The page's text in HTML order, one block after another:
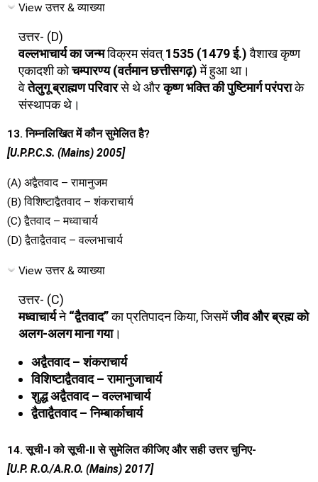
View उत्तर & व्याख्या
उत्तर- (D)
वल्लभाचार्य का जन्मविक्रम संवत्1535 (1479 ई.)वैशाख कृष्ण
एकादशी कोचम्पारण्य (वर्तमान छत्तीसगढ़)में हुआ था।
वेतेलुगू ब्राह्मण परिवारसे थे औरकृष्ण भक्ति की पुष्टिमार्ग परंपराके
संस्थापक थे।
13. निम्नलिखित में कौन सुमेलित है?
[U.P.P.C.S. (Mains) 2005]
(A) अद्वैतवाद – रामानुजम
(B) विशिष्टाद्वैतवाद – शंकराचार्य
(C) द्वैतवाद – मध्वाचार्य
(D) द्वैताद्वैतवाद – वल्लभाचार्य
View उत्तर & व्याख्या
उत्तर- (C)
मध्वाचार्यने“द्वैतवाद”का प्रतिपादन किया, जिसमेंजीव और ब्रह्म को
अलग-अलग माना गया।
अद्वैतवाद – शंकराचार्य
विशिष्टाद्वैतवाद – रामानुजाचार्य
शुद्ध अद्वैतवाद – वल्लभाचार्य
द्वैताद्वैतवाद – निम्बार्काचार्य
14. सूची-I को सूची-II से सुमेलित कीजिए और सही उत्तर चुनिए-
[U.P. R.O./A.R.O. (Mains) 2017]